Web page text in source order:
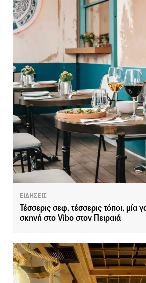
ΕΙΔΗΣΕΙΣ
Τέσσερις σεφ, τέσσερις τόποι, μία
σκηνή στο Vibo στον Πειραιά